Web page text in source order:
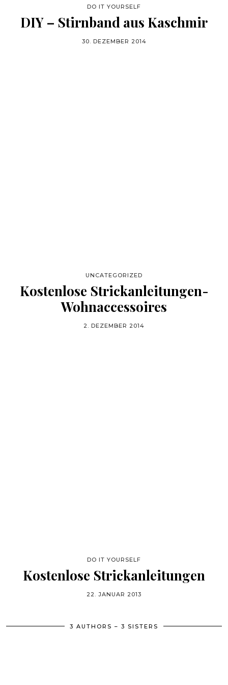
DO IT YOURSELF
DIY – Stirnband aus Kaschmir
30. DEZEMBER 2014
UNCATEGORIZED
Kostenlose Strickanleitungen-
Wohnaccessoires
2. DEZEMBER 2014
DO IT YOURSELF
Kostenlose Strickanleitungen
22. JANUAR 2013
3 AUTHORS – 3 SISTERS